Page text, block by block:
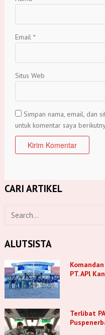
Email *
Situs Web
Simpan nama, email, dan
untuk komentar saya
CARI ARTIKEL
ALUTSISTA
PT. APl
Terlibat